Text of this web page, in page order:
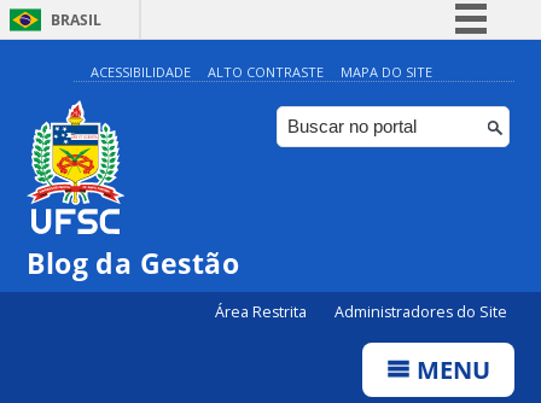
BRASIL
Simplifique!
Comunica BR
Participe
ACESSIBILIDADE ALTO CONTRASTE MAPA DO SITE
Blog da Gestão
Área Restrita Administradores do Site
MENU